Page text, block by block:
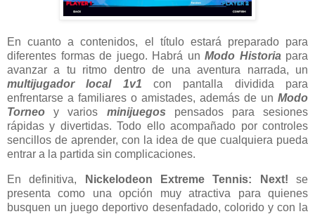
En cuanto a contenidos, el título estará preparado para
diferentes formas de juego. Habrá un Modo Historia para
avanzar a tu ritmo dentro de una aventura narrada, un
multijugador local 1v1 con pantalla dividida para
enfrentarse a familiares o amistades, además de un Modo
Torneo y varios minijuegos pensados para sesiones
rápidas y divertidas. Todo ello acompañado por controles
sencillos de aprender, con la idea de que cualquiera pueda
entrar a la partida sin complicaciones.
En definitiva, Nickelodeon Extreme Tennis: Next! se
presenta como una opción muy atractiva para quienes
busquen un juego deportivo desenfadado, colorido y con la